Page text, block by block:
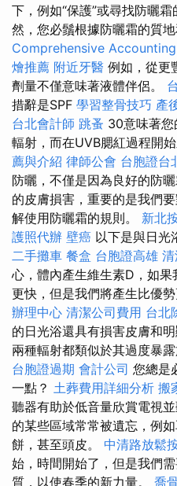
下，例如“保護”或尋找防曬
然，您必鬚根據防曬霜的質地
Comprehensive
燴推薦 附近牙醫 例如，從更
劑量不僅意味著液體伴侶。
措辭是SPF 學習整骨技巧 產
台北會計師 跳蚤 30意味著
輻射，而在UVB腮紅過程開
薦與介紹 律師公會 台胞證台
防曬，不僅是因為良好的防
的皮膚損害，重要的是我們
解使用防曬霜的規則。 新北
護照代辦 壁癌 以下是與日光
二手攤車 餐盒 台胞證高雄 清
心，體內產生維生素D，如
更快，但是我們將產生比優
辦理中心 清潔公司費用 台北
的日光浴還具有損害皮膚和
兩種輻射都類似於其過度暴露
台胞證過期 會計公司 您總是
一點？ 土葬費用詳細分析 搬
聽器有助於低音量欣賞電視並
的某些區域常常被遺忘，例
餅，甚至頭皮。 中清路放鬆
始，時間開始了，但是我們
質，以使春季的新力量。 喬